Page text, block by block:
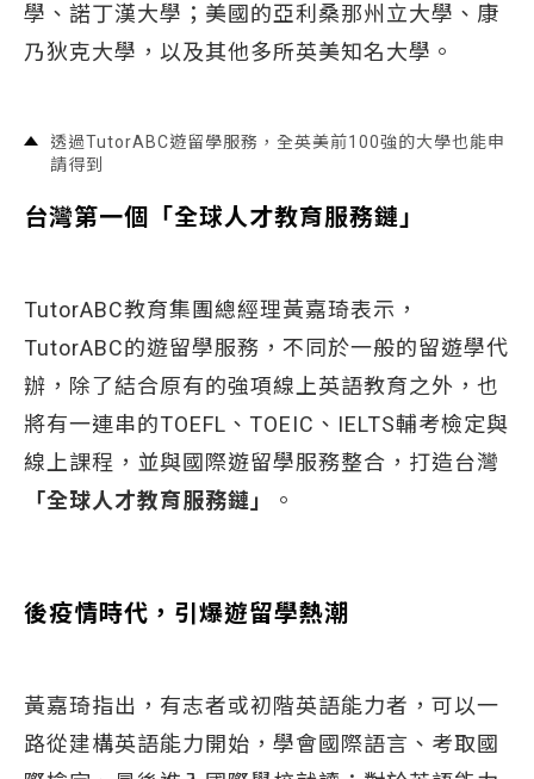
學、諾丁漢大學；美國的亞利桑那州立大學、康
乃狄克大學，以及其他多所英美知名大學。
透過TutorABC遊留學服務，全英美前100強的大學也能申
請得到
台灣第一個「全球人才教育服務鏈」
TutorABC教育集團總經理黃嘉琦表示，
TutorABC的遊留學服務，不同於一般的留遊學代
辦，除了結合原有的強項線上英語教育之外，也
將有一連串的TOEFL、TOEIC、IELTS輔考檢定與
線上課程，並與國際遊留學服務整合，打造台灣
「全球人才教育服務鏈」
。
後疫情時代，引爆遊留學熱潮
黃嘉琦指出，有志者或初階英語能力者，可以一
路從建構英語能力開始，學會國際語言、考取國